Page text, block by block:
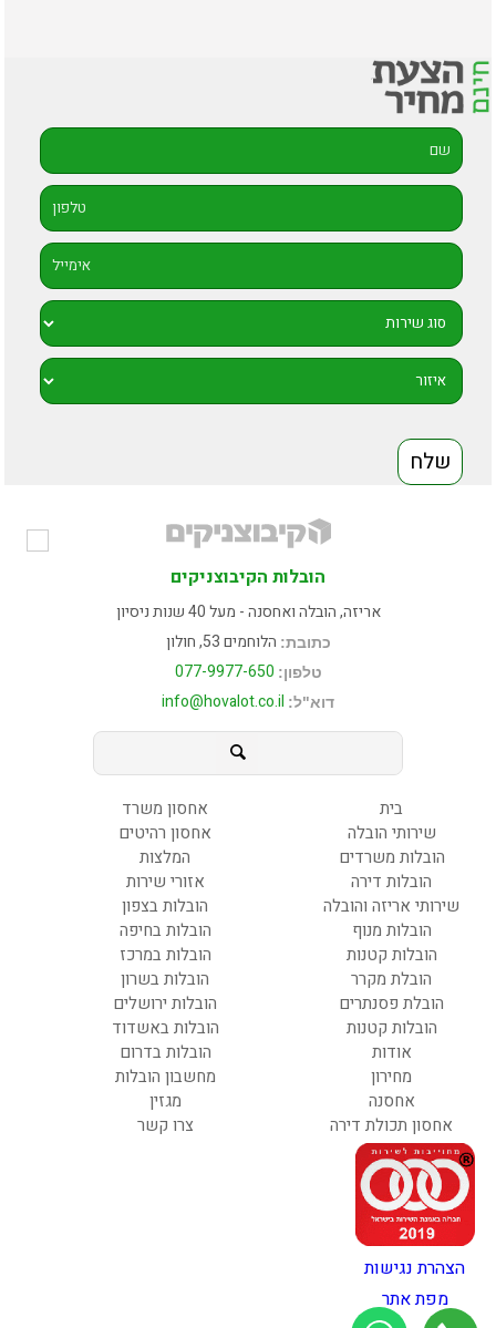
הובלות הקיבוצניקים
אריזה, הובלה ואחסנה - מעל 40 שנות ניסיון
כתובת: הלוחמים 53, חולון
טלפון: 077-9977-650
דוא"ל: info@hovalot.co.il
בית
שירותי הובלה
הובלות משרדים
הובלות דירה
שירותי אריזה והובלה
הובלות מנוף
הובלות קטנות
הובלת מקרר
הובלת פסנתרים
הובלות קטנות
אודות
מחירון
אחסנה
אחסון תכולת דירה
אחסון משרד
אחסון רהיטים
המלצות
אזורי שירות
הובלות בצפון
הובלות בחיפה
הובלות במרכז
הובלות בשרון
הובלות ירושלים
הובלות באשדוד
הובלות בדרום
מחשבון הובלות
מגזין
צרו קשר
הצהרת נגישות
מפת אתר